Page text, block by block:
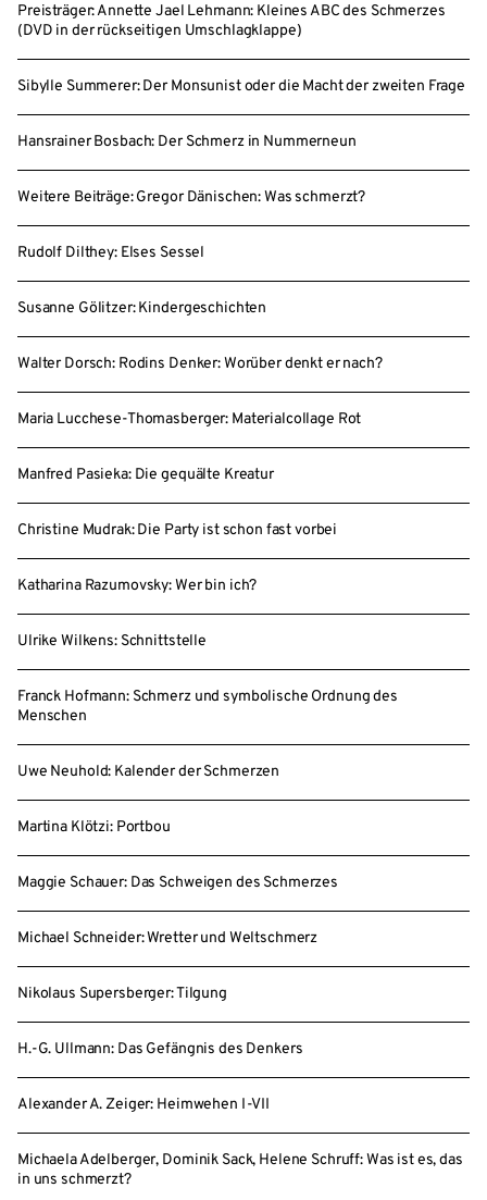
Preisträger: Annette Jael Lehmann: Kleines ABC des Schmerzes
(DVD in der rückseitigen Umschlagklappe)
Sibylle Summerer: Der Monsunist oder die Macht der zweiten Frage
Hansrainer Bosbach: Der Schmerz in Nummerneun
Weitere Beiträge: Gregor Dänischen: Was schmerzt?
Rudolf Dilthey: Elses Sessel
Susanne Gölitzer: Kindergeschichten
Walter Dorsch: Rodins Denker: Worüber denkt er nach?
Maria Lucchese-Thomasberger: Materialcollage Rot
Manfred Pasieka: Die gequälte Kreatur
Christine Mudrak: Die Party ist schon fast vorbei
Katharina Razumovsky: Wer bin ich?
Ulrike Wilkens: Schnittstelle
Franck Hofmann: Schmerz und symbolische Ordnung des
Menschen
Uwe Neuhold: Kalender der Schmerzen
Martina Klötzi: Portbou
Maggie Schauer: Das Schweigen des Schmerzes
Michael Schneider: Wretter und Weltschmerz
Nikolaus Supersberger: Tilgung
H.-G. Ullmann: Das Gefängnis des Denkers
Alexander A. Zeiger: Heimwehen I-VII
Michaela Adelberger, Dominik Sack, Helene Schruff: Was ist es, das
in uns schmerzt?